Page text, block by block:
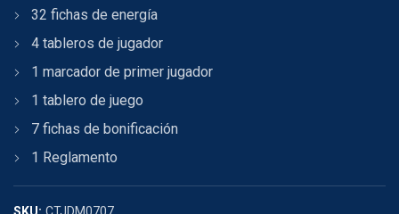
32 fichas de energía
4 tableros de jugador
1 marcador de primer jugador
1 tablero de juego
7 fichas de bonificación
1 Reglamento
SKU: CTJDM0707